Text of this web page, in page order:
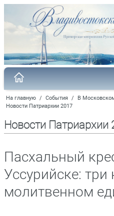
На главную / События / В
Новости Патриархии 2017
Новости Патриархии
Пасхальный
Уссурийске:
молитвенном